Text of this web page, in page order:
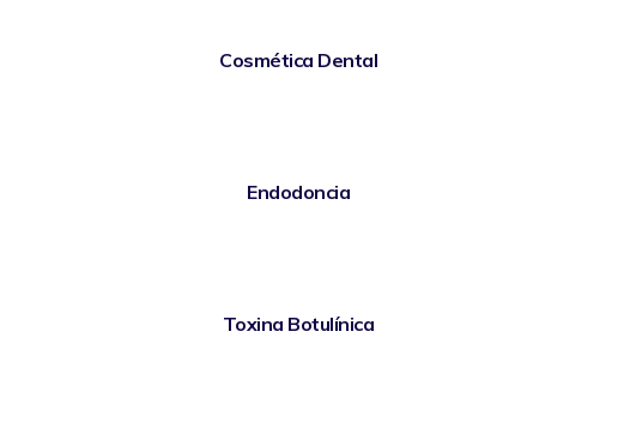
Cosmética Dental
Endodoncia
Toxina Botulínica